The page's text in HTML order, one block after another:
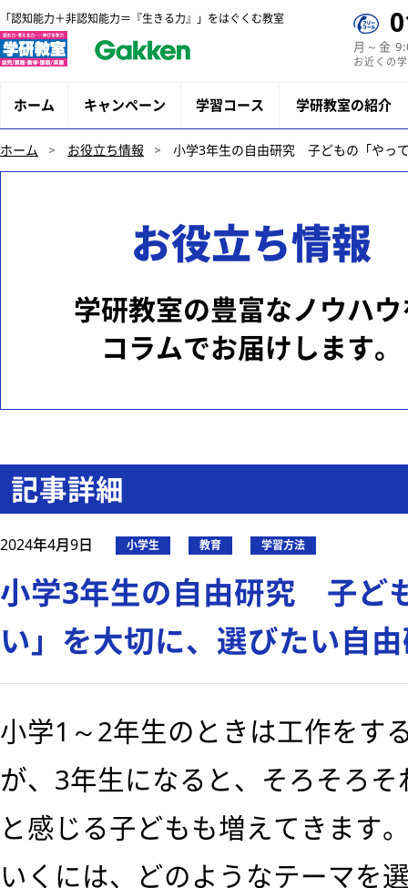
「認知能力＋非認知能力＝『生きる力』」をはぐくむ教室
月～金
お近くの
ホーム キャンペーン 学習コース 学研教室の紹介
ホーム お役立ち情報 小学3年生の自由研究 子どもの「やっ
お役立ち情報
学研教室の豊富なノウハ
コラムでお届けします。
記事詳細
2024年4月9日 小学生 教育 学習方法
小学3年生の自由研究 子ど
い」を大切に、選びたい自
小学1～2年生のときは工作をす
が、3年生になると、そろそろ
と感じる子どもも増えてきます
いくには、どのようなテーマを